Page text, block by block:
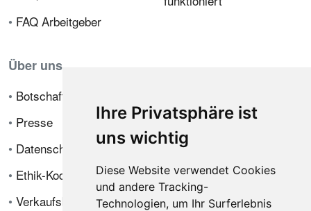
Ihre Privatsphäre ist
uns wichtig
Diese Website verwendet Cookies
und andere Tracking-
Technologien, um Ihr Surferlebnis
• FAQ Arbeitgeber
Über uns
• Botschafterprogramm
• Presse
• Datenschutzrichtlinie
• Ethik-Kodex
• Verkaufsbedingungen